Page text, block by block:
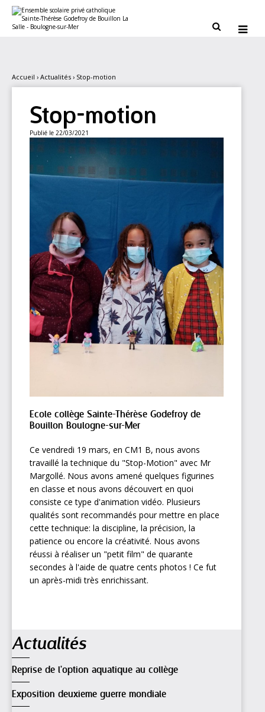
contenu.
personnels
 
Accueil › Actualités › Stop-motion
Stop-motion
Publié le 22/03/2021
Ecole collège Sainte-Thérèse Godefroy de
Bouillon Boulogne-sur-Mer
Ce vendredi 19 mars, en CM1 B, nous avons
travaillé la technique du "Stop-Motion" avec Mr
Margollé. Nous avons amené quelques figurines
en classe et nous avons découvert en quoi
consiste ce type d'animation vidéo. Plusieurs
qualités sont recommandés pour mettre en place
cette technique: la discipline, la précision, la
patience ou encore la créativité. Nous avons
réussi à réaliser un "petit film" de quarante
secondes à l'aide de quatre cents photos ! Ce fut
un après-midi très enrichissant.
Actualités
Reprise de l'option aquatique au collège
Exposition deuxieme guerre mondiale